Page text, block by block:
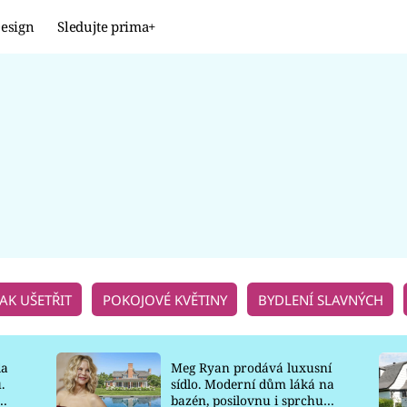
Sledujte prima+
UŠETŘIT POKOJOVÉ KVĚTINY BYDLENÍ SLAVNÝCH
Meg Ryan prodává luxusní
sídlo. Moderní dům láká na
bazén, posilovnu i sprchu